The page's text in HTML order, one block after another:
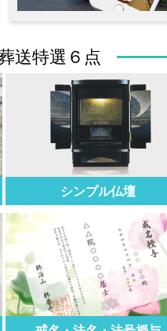
送特選６点
シンプル仏壇